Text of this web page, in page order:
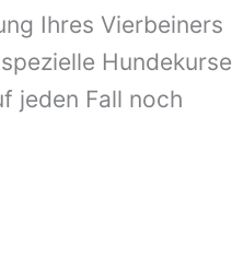
Ihres Vierbeiners
Hundekurse
jeden Fall noch